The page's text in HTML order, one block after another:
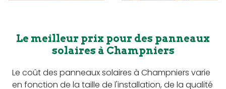
Le meilleur prix pour des panneaux
solaires à Champniers
Le coût des panneaux solaires à Champniers varie
en fonction de la taille de l'installation, de la qualité